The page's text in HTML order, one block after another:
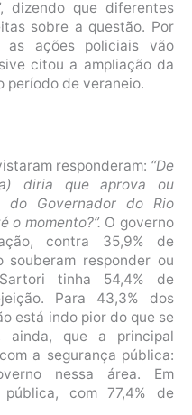
dizendo que diferentes
sobre a questão. Por
as ações policiais vão
citou a ampliação da
período de veraneio.
responderam: “De
diria que aprova ou
do Governador do Rio
o momento?”. O governo
contra 35,9% de
souberam responder ou
tinha 54,4% de
Para 43,3% dos
está indo pior do que se
ainda, que a principal
a segurança pública:
nessa área. Em
com 77,4% de